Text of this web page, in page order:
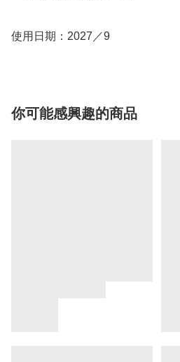
使用日期：2027／9
你可能感興趣的商品